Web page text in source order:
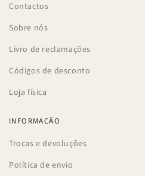
Contactos
Sobre nós
Livro de reclamações
Códigos de desconto
Loja física
INFORMAÇÃO
Trocas e devoluções
Política de envio